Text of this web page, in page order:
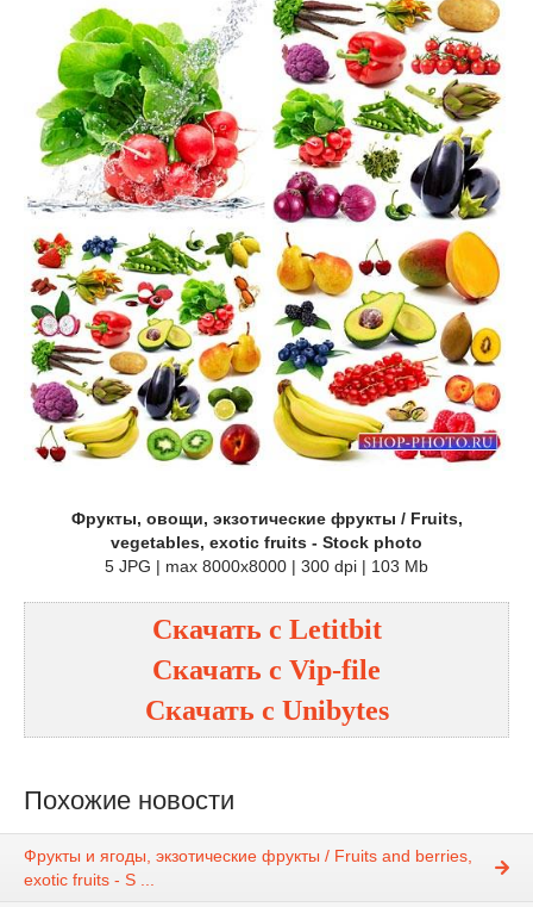
Фрукты, овощи, экзотические фрукты / Fruits,
vegetables, exotic fruits - Stock photo
5 JPG | max 8000x8000 | 300 dpi | 103 Mb
Скачать с Letitbit
Скачать с Vip-file
Скачать с Unibytes
Похожие новости
Фрукты и ягоды, экзотические фрукты / Fruits and berries,
exotic fruits - S ...